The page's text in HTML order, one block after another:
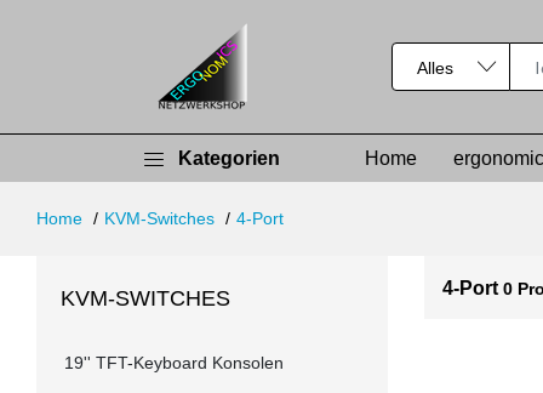
Kategorien Home
Home KVM-Switches 4-Port
KVM-SWITCHES
19'' TFT-Keyboard Konsolen
4-Port 0